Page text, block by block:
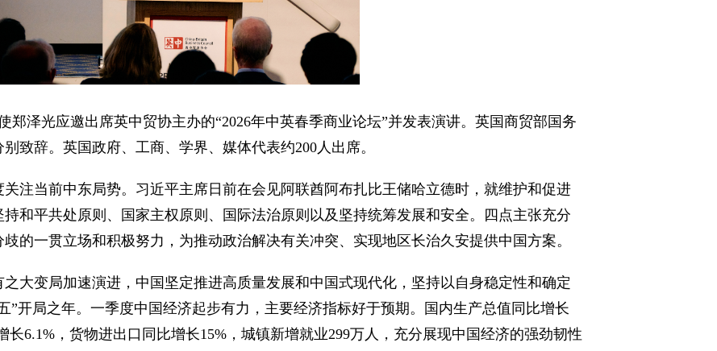
郑泽光应邀出席英中贸协主办的“2026年中英春季商业论坛”并发表演讲。英国商贸部国务
致辞。英国政府、工商、学界、媒体代表约200人出席。
注当前中东局势。习近平主席日前在会见阿联酋阿布扎比王储哈立德时，就维护和促进
和平共处原则、国家主权原则、国际法治原则以及坚持统筹发展和安全。四点主张充分
的一贯立场和积极努力，为推动政治解决有关冲突、实现地区长治久安提供中国方案。
大变局加速演进，中国坚定推进高质量发展和中国式现代化，坚持以自身稳定性和确定
”开局之年。一季度中国经济起步有力，主要经济指标好于预期。国内生产总值同比增长
长6.1%，货物进出口同比增长15%，城镇新增就业299万人，充分展现中国经济的强劲韧性